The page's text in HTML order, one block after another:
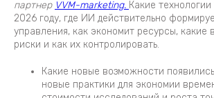
партнер VVM-marketing. Какие
2026 году, где ИИ действительно
управления, как экономит ресурсы, какие
риски и как их контролировать.
Какие новые возможности
новые практики для экономии